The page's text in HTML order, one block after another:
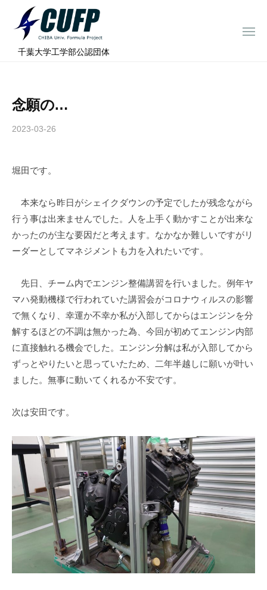
千
学
ォ
ミ
ラ
プ
ロ
ジ
ク
ト
⠀千葉大学工学部公認団体
メ
念願の…
2023-03-26
b
a
u
a
堀田です。
本来なら昨日がシェイクダウンの予定でしたが残念ながら
行う事は出来ませんでした。人を上手く動かすことが出来な
かったのが主な要因だと考えます。なかなか難しいですがリ
ーダーとしてマネジメントも力を入れたいです。
先日、チーム内でエンジン整備講習を行いました。例年ヤ
マハ発動機様で行われていた講習会がコロナウィルスの影響
で無くなり、幸運か不幸か私が入部してからはエンジンを分
解するほどの不調は無かった為、今回が初めてエンジン内部
に直接触れる機会でした。エンジン分解は私が入部してから
ずっとやりたいと思っていたため、二年半越しに願いが叶い
ました。無事に動いてくれるか不安です。
次は安田です。
ミ
ラ
ェ
ト